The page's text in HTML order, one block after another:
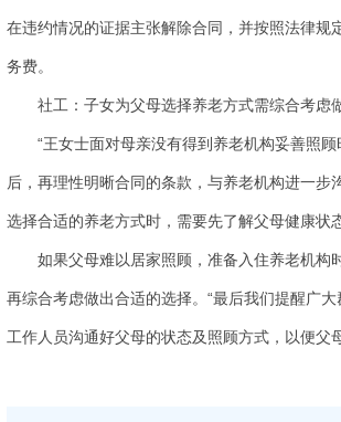
在违约情况的证据主张解除合同，并按照法律
务费。
社工：子女为父母选择养老方式需综合考虑
“王女士面对母亲没有得到养老机构妥善照顾
后，再理性明晰合同的条款，与养老机构进一
选择合适的养老方式时，需要先了解父母健康状
如果父母难以居家照顾，准备入住养老机构
再综合考虑做出合适的选择。“最后我们提醒广
工作人员沟通好父母的状态及照顾方式，以便父